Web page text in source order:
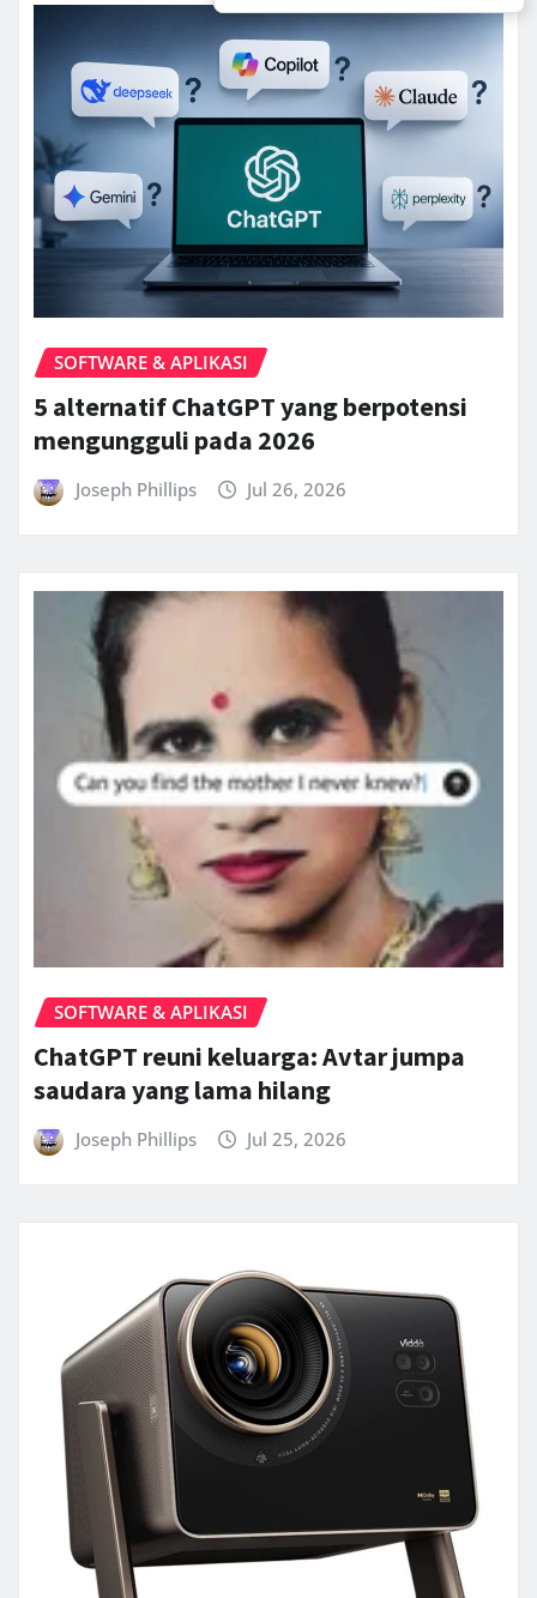
SOFTWARE & APLIKASI
5 alternatif ChatGPT yang berpotensi
mengungguli pada 2026
Joseph Phillips Jul 26, 2026
SOFTWARE & APLIKASI
ChatGPT reuni keluarga: Avtar jumpa
saudara yang lama hilang
Joseph Phillips Jul 25, 2026